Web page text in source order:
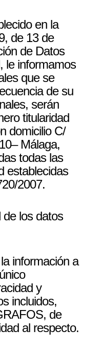
en la
de 13 de
de Datos
le informamos
que se
de su
serán
titularidad
domicilio C/
Málaga,
todas las
establecidas
2007.
de los datos
información a
y
incluidos,
de
al respecto.